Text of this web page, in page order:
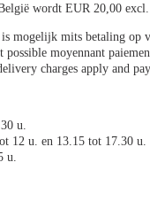
wordt EUR 20,00
mogelijk mits betaling op
moyennant
charges apply and
u.
12 u. en 13.15 tot 17.30 u.
u.